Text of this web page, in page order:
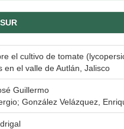
el cultivo de tomate
en el valle de Autlán, Jalisco
Guillermo
González Velázquez,